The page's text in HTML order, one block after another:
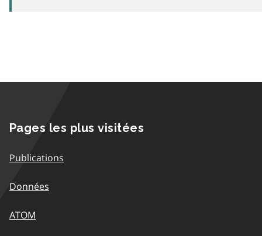
Pages les plus visitées
Publications
Données
ATOM